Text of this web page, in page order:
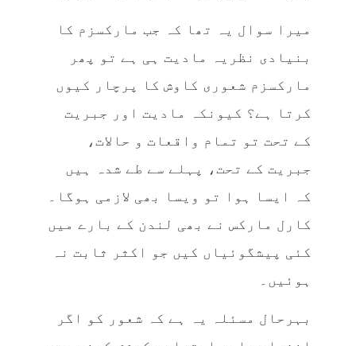
میرا سوال یہ تھا کہ جب مارکسزم کا
بنیادی نظریہ مادیت ہی ہے تو پھر
مارکسزم شعوری کاوش کا پرچار کیوں
کرتا ہے؟ کیونکہ مادیت اور جبریت
کے تحت تو تمام واقعات و حالات،
جبریت کے تحت، پہلے سے طے شدہ ہیں
کہ ایسا ہوا تو ویسا بھی لازمی ہوگا۔
کارل مارکس نے بھی لندن کے بارے میں
کئی پیشگوئیاں کیں جو اکثر ثابت نہ
ہوئیں۔
بہرحال مسئلہ یہ ہے کہ شعور کو اگر